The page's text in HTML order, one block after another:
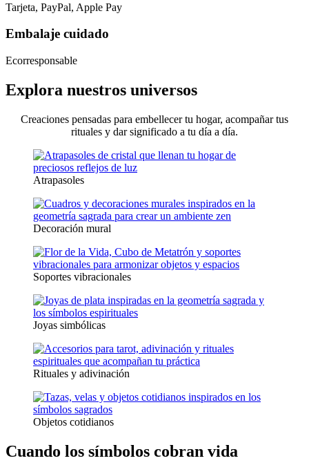
Tarjeta, PayPal, Apple Pay
Embalaje cuidado
Ecorresponsable
Explora nuestros universos
Creaciones pensadas para embellecer tu hogar, acompañar tus
rituales y dar significado a tu día a día.
Atrapasoles
Decoración mural
Soportes vibracionales
Joyas simbólicas
Rituales y adivinación
Objetos cotidianos
Cuando los símbolos cobran vida